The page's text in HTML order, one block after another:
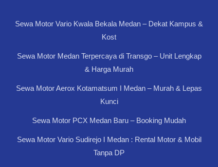
Sewa Motor Vario Kwala Bekala Medan – Dekat Kampus &
Kost
Sewa Motor Medan Terpercaya di Transgo – Unit Lengkap
& Harga Murah
Sewa Motor Aerox Kotamatsum I Medan – Murah & Lepas
Kunci
Sewa Motor PCX Medan Baru – Booking Mudah
Sewa Motor Vario Sudirejo I Medan : Rental Motor & Mobil
Tanpa DP